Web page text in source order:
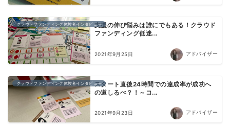
クラウドファンディング体験者インタビュー支援の伸び悩みは誰にでもある！クラウド
ファンディング低迷...
2021年9月25日 アドバイザー
クラウドファンディング体験者インタビュースタート直後24時間での達成率が成功へ
の道しるべ？！～コ...
2021年9月23日 アドバイザー